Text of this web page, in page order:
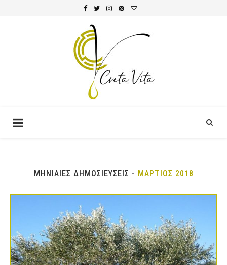
ΜΗΝΙΑΙΕΣ ΔΗΜΟΣΙΕΥΣΕΙΣ - ΜΑΡΤΙΟΣ 2018